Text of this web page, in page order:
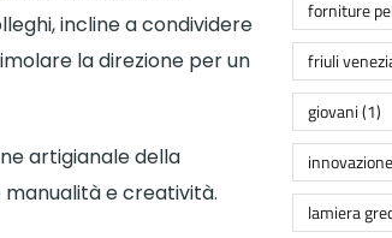
incline a condividere
la direzione per un
artigianale della
e creatività.
forniture
friuli
giovani(1)
lamiera